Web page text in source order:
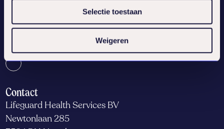
Selectie toestaan
Weigeren
Programs
Social
Contact
Lifeguard Health Services BV
Newtonlaan 285